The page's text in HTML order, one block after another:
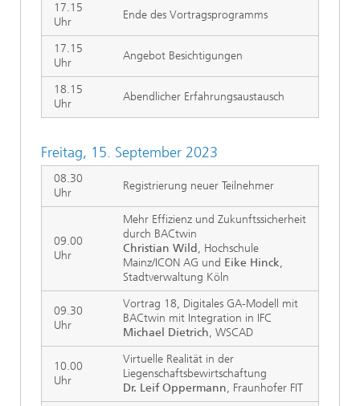
17.15
Uhr
Ende des Vortragsprogramms
17.15
Uhr
Angebot Besichtigungen
18.15
Uhr
Abendlicher Erfahrungsaustausch
Freitag, 15. September 2023
08.30
Uhr
Registrierung neuer Teilnehmer
09.00
Uhr
Mehr Effizienz und Zukunftssicherheit
durch BACtwin
Christian Wild, Hochschule
Mainz/ICON AG und Eike Hinck,
Stadtverwaltung Köln
09.30
Uhr
Vortrag 18, Digitales GA-Modell mit
BACtwin mit Integration in IFC
Michael Dietrich, WSCAD
10.00
Uhr
Virtuelle Realität in der
Liegenschaftsbewirtschaftung
Dr. Leif Oppermann, Fraunhofer FIT